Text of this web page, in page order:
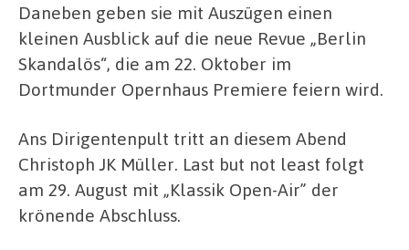
Daneben geben sie mit Auszügen einen
kleinen Ausblick auf die neue Revue „Berlin
Skandalös“, die am 22. Oktober im
Dortmunder Opernhaus Premiere feiern wird.
Ans Dirigentenpult tritt an diesem Abend
Christoph JK Müller. Last but not least folgt
am 29. August mit „Klassik Open-Air” der
krönende Abschluss.